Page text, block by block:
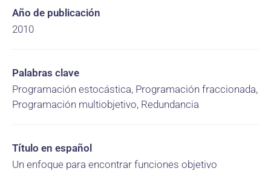
Año de publicación
2010
Palabras clave
Programación estocástica, Programación fraccionada,
Programación multiobjetivo, Redundancia
Título en español
Un enfoque para encontrar funciones objetivo